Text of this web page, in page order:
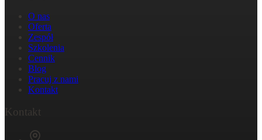
O nas
Oferta
Zespół
Szkolenia
Cennik
Blog
Pracuj z nami
Kontakt
Kontakt